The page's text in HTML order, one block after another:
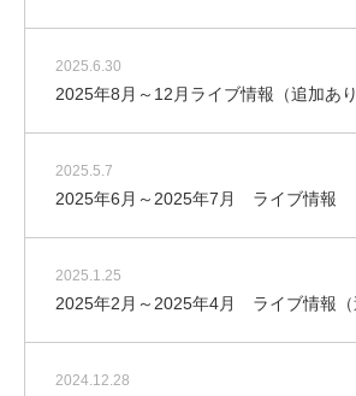
2025.6.30
2025年8月～12月ライブ情報（追加あり
2025.5.7
2025年6月～2025年7月 ライブ情報
2025.1.25
2025年2月～2025年4月 ライブ情報（
2024.12.28